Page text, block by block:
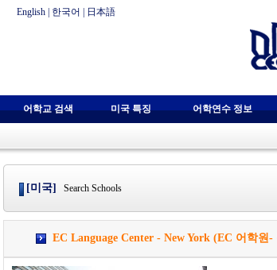
English 한국어 日本語
어학교 검색 미국 특징 어학연수 정보
[미국] Search Schools
EC Language Center - New York (EC 어학원-